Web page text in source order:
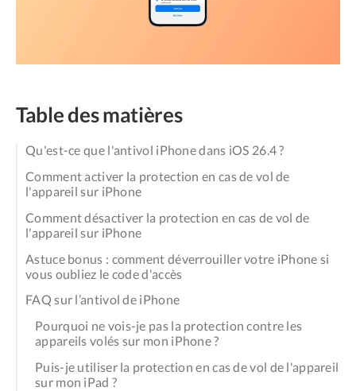
Table des matières
Qu'est-ce que l'antivol iPhone dans iOS 26.4 ?
Comment activer la protection en cas de vol de
l'appareil sur iPhone
Comment désactiver la protection en cas de vol de
l'appareil sur iPhone
Astuce bonus : comment déverrouiller votre iPhone si
vous oubliez le code d'accès
FAQ sur l’antivol de iPhone
Pourquoi ne vois-je pas la protection contre les
appareils volés sur mon iPhone ?
Puis-je utiliser la protection en cas de vol de l'appareil
sur mon iPad ?